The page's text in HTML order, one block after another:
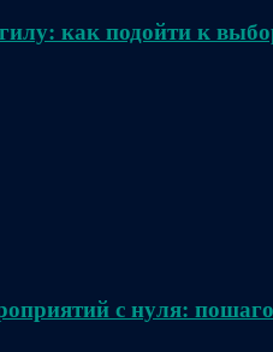
как подойти к
с нуля: